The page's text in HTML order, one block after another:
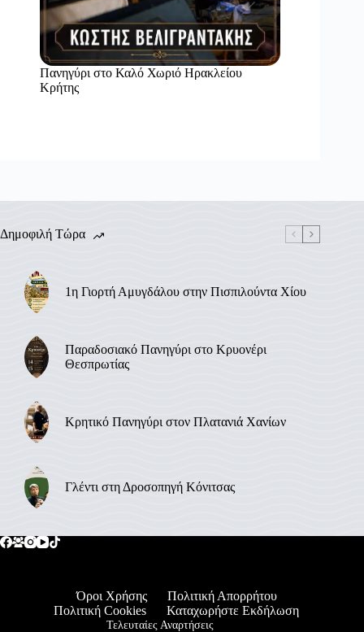
Πανηγύρι στο Καλό Χωριό Ηρακλείου
Κρήτης
Δημοφιλή Τώρα
1η Γιορτή Αμυγδάλου στην Πισπιλούντα Χίου
Παραδοσιακό Πανηγύρι στο Κρυονέρι
Θεσπρωτίας
Κρητικό Πανηγύρι στον Πλατανιά Χανίων
Γλέντι στη Δροσοπηγή Κόνιτσας
Όροι Χρήσης
Πολιτική Απορρήτου
Πολιτική Cookies
Καταχωρήστε Εκδήλωση
Τελευταίες Αναρτήσεις